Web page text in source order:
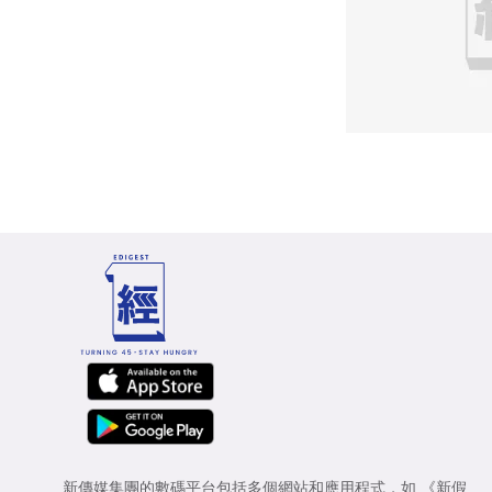
新傳媒集團的數碼平台包括多個網站和應用程式，如 《新假